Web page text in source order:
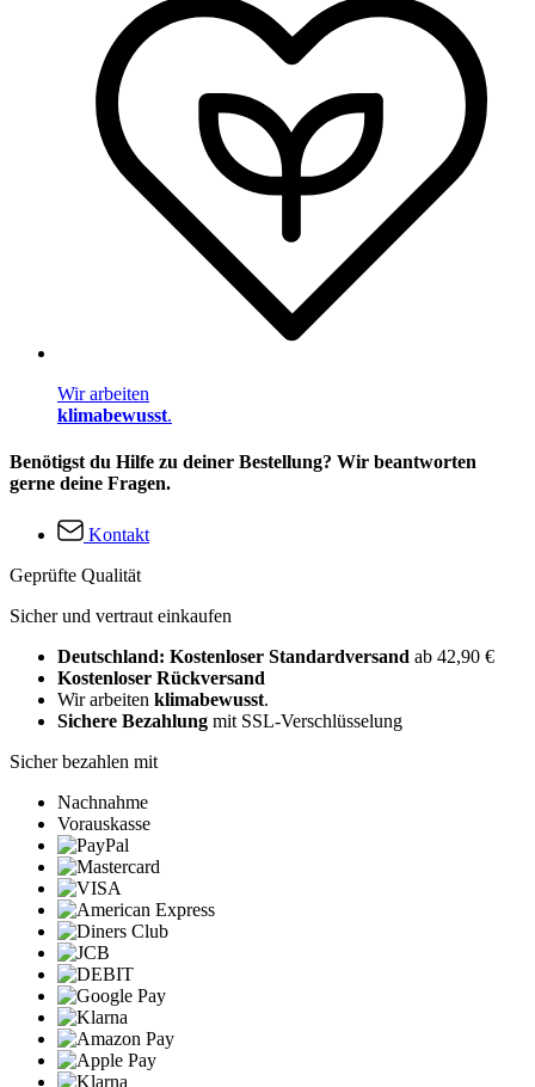
Wir arbeiten
klimabewusst.
Benötigst du Hilfe zu deiner Bestellung? Wir beantworten
gerne deine Fragen.
Kontakt
Geprüfte Qualität
Sicher und vertraut einkaufen
Deutschland: Kostenloser Standardversand ab 42,90 €
Kostenloser Rückversand
Wir arbeiten klimabewusst.
Sichere Bezahlung mit SSL-Verschlüsselung
Sicher bezahlen mit
Nachnahme
Vorauskasse